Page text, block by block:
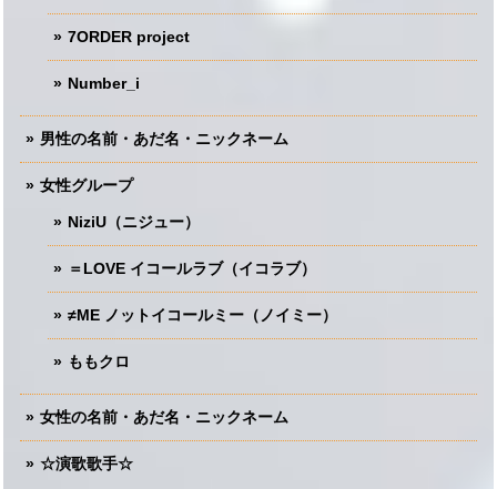
7ORDER project
Number_i
男性の名前・あだ名・ニックネーム
女性グループ
NiziU（ニジュー）
＝LOVE イコールラブ（イコラブ）
≠ME ノットイコールミー（ノイミー）
ももクロ
女性の名前・あだ名・ニックネーム
☆演歌歌手☆